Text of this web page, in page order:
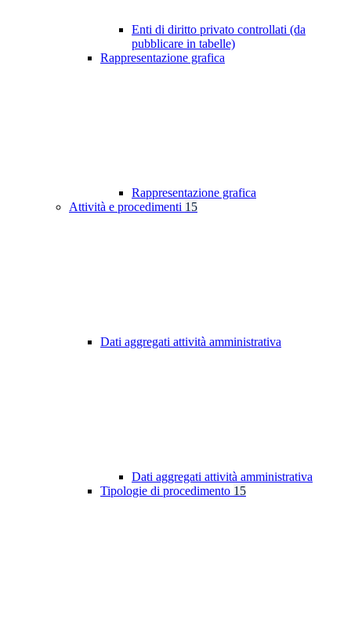
Enti di diritto privato controllati (da
pubblicare in tabelle)
Rappresentazione grafica
Rappresentazione grafica
Attività e procedimenti 15
Dati aggregati attività amministrativa
Dati aggregati attività amministrativa
Tipologie di procedimento 15